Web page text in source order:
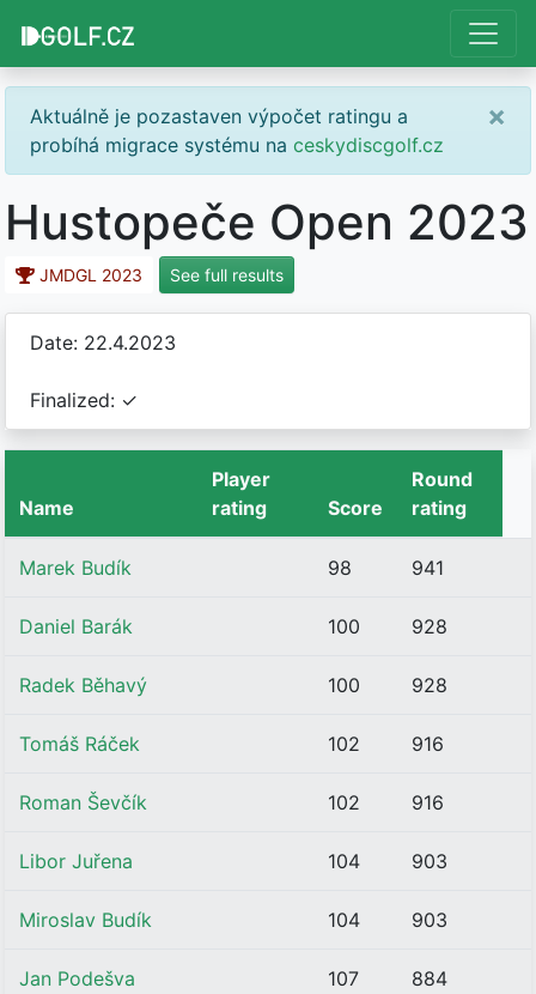
Aktuálně je pozastaven výpočet ratingu a
probíhá migrace systému na ceskydiscgolf.cz
×
Hustopeče Open 2023
JMDGL 2023 See full results
Date: 22.4.2023
Finalized: ✓
Name
Player
rating
Score
Round
rating
Marek Budík 98 941
Daniel Barák 100 928
Radek Běhavý 100 928
Tomáš Ráček 102 916
Roman Ševčík 102 916
Libor Juřena 104 903
Miroslav Budík 104 903
Jan Podešva 107 884